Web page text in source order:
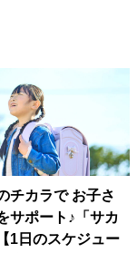
チカラで お子さ
サポート♪「サカ
1日のスケジュー